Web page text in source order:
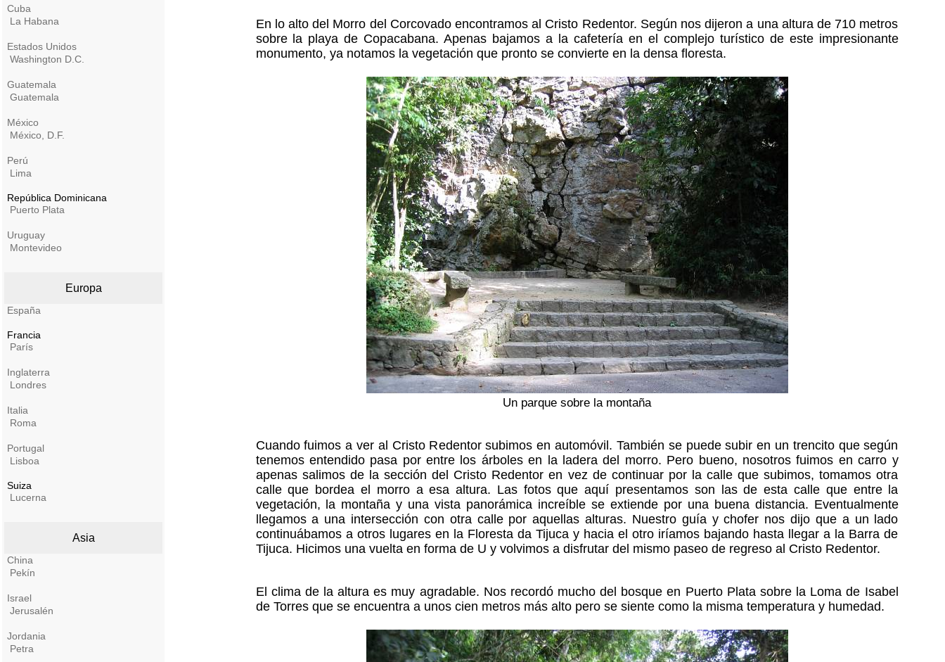
Cuba
La Habana
Estados Unidos
Washington D.C.
Guatemala
Guatemala
México
México, D.F.
Perú
Lima
República Dominicana
Puerto Plata
Uruguay
Montevideo
Europa
España
Francia
París
Inglaterra
Londres
Italia
Roma
Portugal
Lisboa
Suiza
Lucerna
Asia
China
Pekín
Israel
Jerusalén
Jordania
Petra
En lo alto del Morro del Corcovado encontramos al Cristo Redentor. Según nos dijeron a una altura de 710 metros
sobre la playa de Copacabana. Apenas bajamos a la cafetería en el complejo turístico de este impresionante
monumento, ya notamos la vegetación que pronto se convierte en la densa floresta.
Un parque sobre la montaña
Cuando fuimos a ver al Cristo Redentor subimos en automóvil. También se puede subir en un trencito que según
tenemos entendido pasa por entre los árboles en la ladera del morro. Pero bueno, nosotros fuimos en carro y
apenas salimos de la sección del Cristo Redentor en vez de continuar por la calle que subimos, tomamos otra
calle que bordea el morro a esa altura. Las fotos que aquí presentamos son las de esta calle que entre la
vegetación, la montaña y una vista panorámica increíble se extiende por una buena distancia. Eventualmente
llegamos a una intersección con otra calle por aquellas alturas. Nuestro guía y chofer nos dijo que a un lado
continuábamos a otros lugares en la Floresta da Tijuca y hacia el otro iríamos bajando hasta llegar a la Barra de
Tijuca. Hicimos una vuelta en forma de U y volvimos a disfrutar del mismo paseo de regreso al Cristo Redentor.
El clima de la altura es muy agradable. Nos recordó mucho del bosque en Puerto Plata sobre la Loma de Isabel
de Torres que se encuentra a unos cien metros más alto pero se siente como la misma temperatura y humedad.